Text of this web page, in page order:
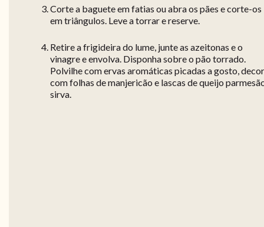
Corte a baguete em fatias ou abra os pães e corte-os
em triângulos. Leve a torrar e reserve.
Retire a frigideira do lume, junte as azeitonas e o
vinagre e envolva. Disponha sobre o pão torrado.
Polvilhe com ervas aromáticas picadas a gosto,
com folhas de manjericão e lascas de queijo
sirva.